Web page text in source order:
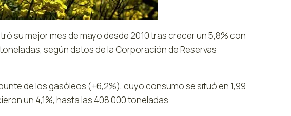
su mejor mes de mayo desde 2010 tras crecer un 5,8% con
según datos de la Corporación de Reservas
de los gasóleos (+6,2%), cuyo consumo se situó en 1,99
un 4,1%, hasta las 408.000 toneladas.